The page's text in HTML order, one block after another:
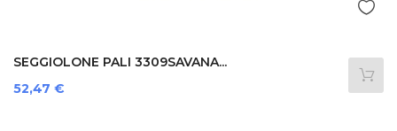
SEGGIOLONE PALI 3309SAVANA...
Prezzo
52,47 €